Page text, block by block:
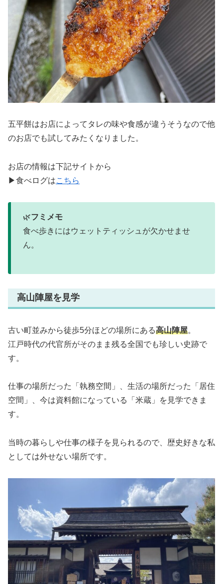
五平餅はお店によってタレの味や食感が違うそうなので他
のお店でも試してみたくなりました。
お店の情報は下記サイトから
▶食べログはこちら
🌿フミメモ
食べ歩きにはウェットティッシュが欠かせませ
ん。
高山陣屋を見学
古い町並みから徒歩5分ほどの場所にある高山陣屋。
江戸時代の代官所がそのまま残る全国でも珍しい史跡で
す。
仕事の場所だった「執務空間」、生活の場所だった「居住
空間」、今は資料館になっている「米蔵」を見学できま
す。
当時の暮らしや仕事の様子を見られるので、歴史好きな私
としては外せない場所です。